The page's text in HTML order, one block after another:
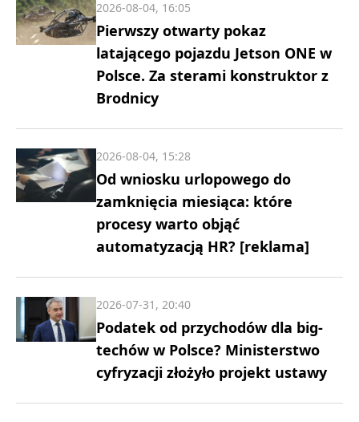
Pierwszy otwarty pokaz
latającego pojazdu Jetson ONE w
Polsce. Za sterami konstruktor z
Brodnicy
2026-08-04, 16:05
Od wniosku urlopowego do
zamknięcia miesiąca: które
procesy warto objąć
automatyzacją HR? [reklama]
2026-08-04, 15:28
Podatek od przychodów dla big-
techów w Polsce? Ministerstwo
cyfryzacji złożyło projekt ustawy
2026-07-31, 20:40